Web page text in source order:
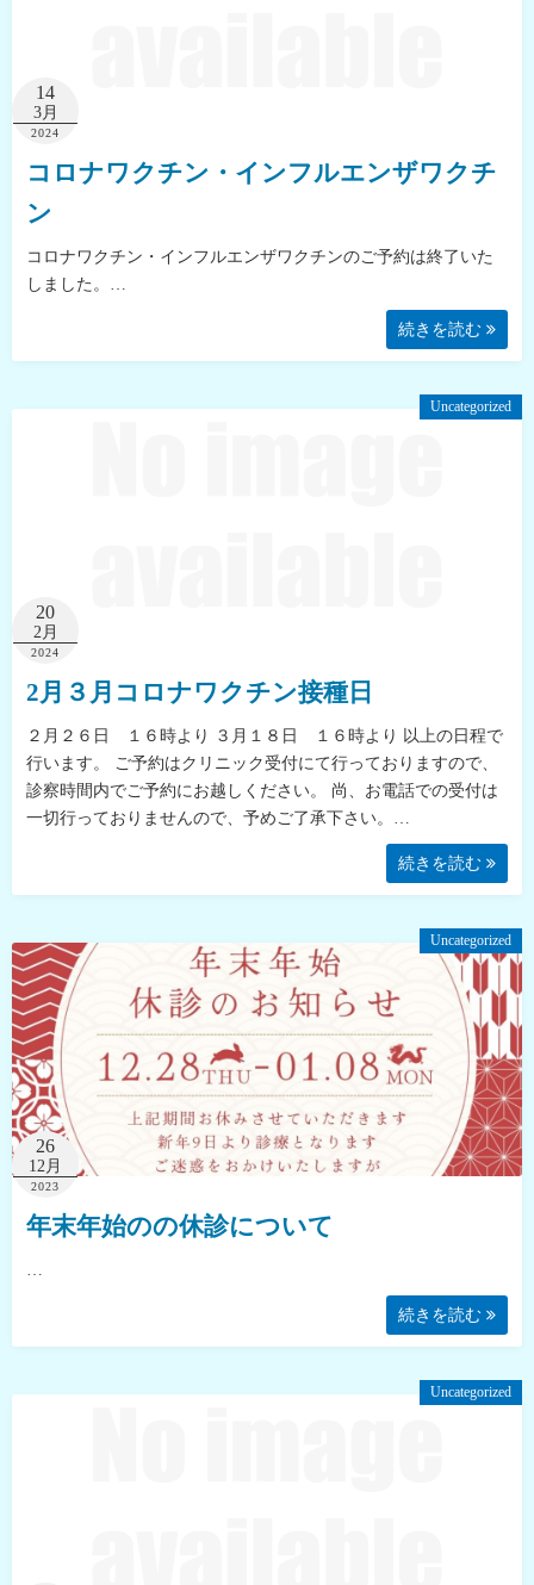
14
3月
2024
コロナワクチン・インフルエンザワクチ
ン
コロナワクチン・インフルエンザワクチンのご予約は終了いた
しました。…
続きを読む
Uncategorized
20
2月
2024
2月３月コロナワクチン接種日
２月２６日 １６時より ３月１８日 １６時より 以上の日程で
行います。 ご予約はクリニック受付にて行っておりますので、
診察時間内でご予約にお越しください。 尚、お電話での受付は
一切行っておりませんので、予めご了承下さい。…
続きを読む
Uncategorized
26
12月
2023
年末年始のの休診について
続きを読む
Uncategorized